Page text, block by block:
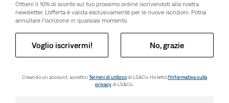
Ottieni il 10% di sconto sul tuo prossimo ordine iscrivendoti alla nostra
newsletter. L’offerta è valida esclusivamente per le nuove iscrizioni. Potrai
annullare l’iscrizione in qualsiasi momento.
Voglio iscrivermi! No, grazie
Creando un account, accetto iTermini di utilizzodi LS&Co. Ho letto l’Informativa sulla
privacydi LS&Co..